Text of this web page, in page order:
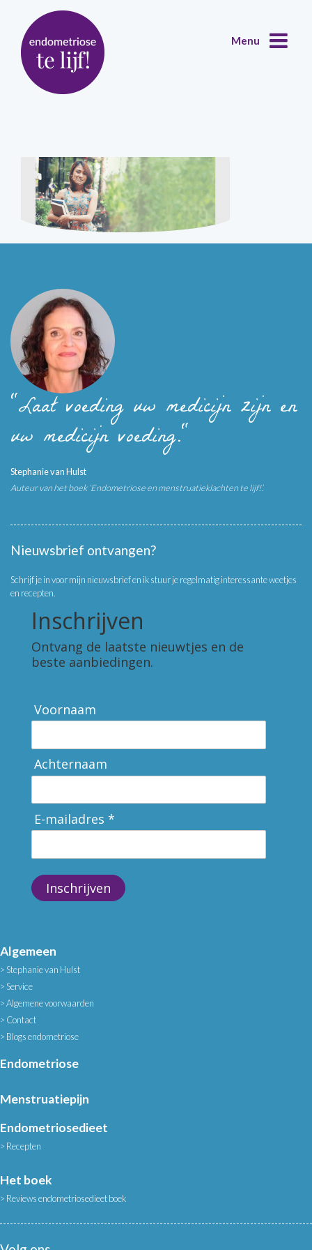
"Laat voeding uw medicijn zijn en
uw medicijn voeding."
Stephanie van Hulst
Auteur van het boek ‘Endometriose en menstruatieklachten te lijf!’.
Nieuwsbrief ontvangen?
Schrijf je in voor mijn nieuwsbrief en ik stuur je regelmatig interessante weetjes
en recepten.
Inschrijven
Ontvang de laatste nieuwtjes en de
beste aanbiedingen.
Voornaam
Achternaam
E-mailadres *
Inschrijven
Algemeen
Stephanie van Hulst
Service
Algemene voorwaarden
Contact
Blogs endometriose
Endometriose
Menstruatiepijn
Endometriosedieet
Recepten
Het boek
Reviews endometriosedieet boek